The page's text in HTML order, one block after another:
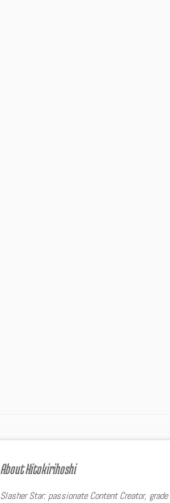
About Hitokirihoshi
Slasher Star: passionate Content Creator,